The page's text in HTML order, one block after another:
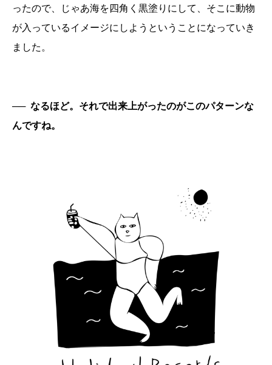
ったので、じゃあ海を四角く黒塗りにして、そこに動物
が入っているイメージにしようということになっていき
ました。
── なるほど。それで出来上がったのがこのパターンな
んですね。